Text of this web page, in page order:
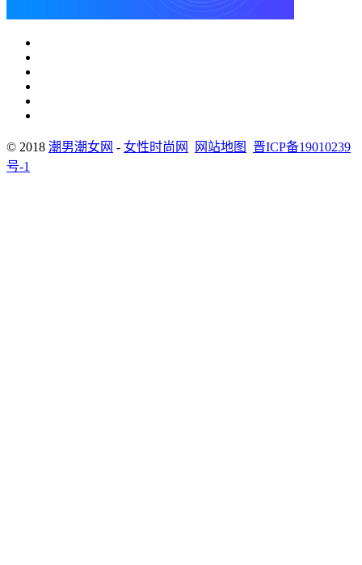
© 2018 潮男潮女网 - 女性时尚网 网站地图
晋ICP备19010239
号-1